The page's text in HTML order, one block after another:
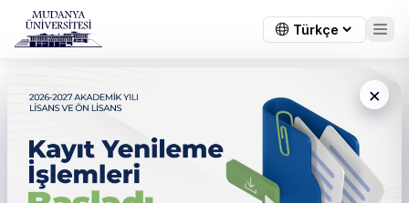
×
← Tüm duyurular
Ders Kayıtları Hakkında
Bilgilendirme